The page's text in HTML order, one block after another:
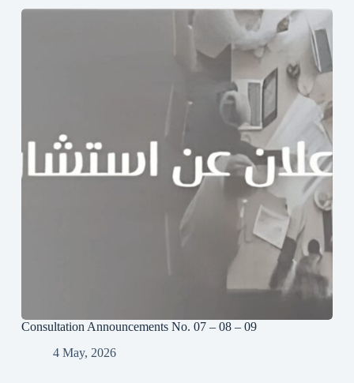
Consultation Announcements No. 07 – 08 – 09
4 May, 2026